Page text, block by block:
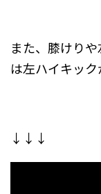
また、膝けり
は左ハイキック
↓↓↓